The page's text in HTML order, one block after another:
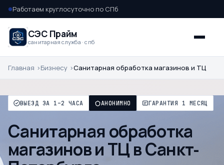
●Работаем круглосуточно по СПб
СЭС Прайм
санитарная служба · спб
Главная Бизнесу Санитарная обработка магазинов и ТЦ
ВЫЕЗД ЗА 1–2 ЧАСА АНОНИМНО ГАРАНТИЯ 1 МЕСЯЦ
Санитарная обработка
магазинов и ТЦ в Санкт-